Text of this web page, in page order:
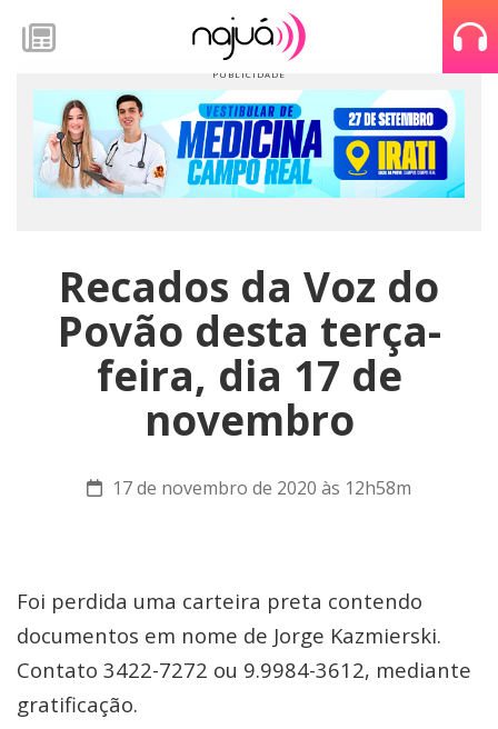
Recados da Voz do
Povão desta terça-
feira, dia 17 de
novembro
17 de novembro de 2020 às 12h58m
Foi perdida uma carteira preta contendo
documentos em nome de Jorge Kazmierski.
Contato 3422-7272 ou 9.9984-3612, mediante
gratificação.